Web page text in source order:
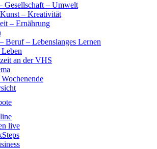
Gesellschaft – Umwelt
– Kreativität
– Ernährung
Beruf – Lebenslanges Lernen
an der VHS
live